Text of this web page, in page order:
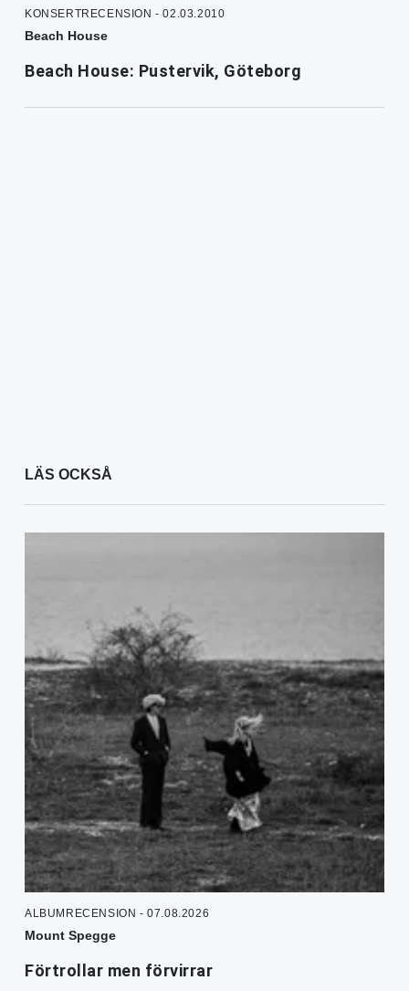
KONSERTRECENSION - 02.03.2010
Beach House
Beach House: Pustervik, Göteborg
LÄS OCKSÅ
ALBUMRECENSION - 07.08.2026
Mount Spegge
Förtrollar men förvirrar